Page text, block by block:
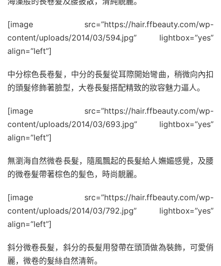
[image src=”https://hair.ffbeauty.com/wp-
content/uploads/2014/03/594.jpg” lightbox=”yes”
align=”left”]
中分棕色長卷髮，中分的長髮從耳際開始彎曲，稍微向內扣
的頭髮修飾著臉型，大卷長髮搭配精致的妝容魅力逼人。
[image src=”https://hair.ffbeauty.com/wp-
content/uploads/2014/03/693.jpg” lightbox=”yes”
align=”left”]
無瀏海自然微卷長髮，隨風飄起的長髮給人嫵媚感覺，及腰
的微卷髮帶著棕色的髪色，時尚靚麗。
[image src=”https://hair.ffbeauty.com/wp-
content/uploads/2014/03/792.jpg” lightbox=”yes”
align=”left”]
斜分微卷長髮，斜分的長髮用發帶在頭頂做為裝飾，可愛俏
麗，微卷的髮絲自然清新。